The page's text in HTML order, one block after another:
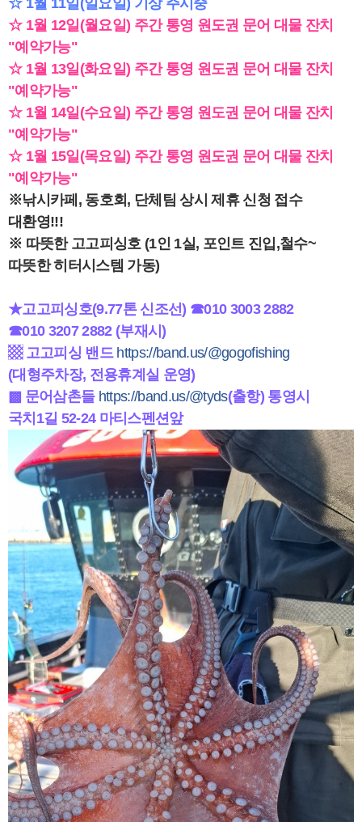
☆ 1월 12일(월요일) 주간 통영 원도권 문어 대물 잔치
"예약가능"
☆ 1월 13일(화요일) 주간 통영 원도권 문어 대물 잔치
"예약가능"
☆ 1월 14일(수요일) 주간 통영 원도권 문어 대물 잔치
"예약가능"
☆ 1월 15일(목요일) 주간 통영 원도권 문어 대물 잔치
"예약가능"
※낚시카페, 동호회, 단체팀 상시 제휴 신청 접수
대환영!!!
※ 따뜻한 고고피싱호 (1인 1실, 포인트 진입,철수~
따뜻한 히터시스템 가동)
★고고피싱호(9.77톤 신조선) ☎010 3003 2882
☎010 3207 2882 (부재시)
▩ 고고피싱 밴드 https://band.us/@gogofishing
(대형주차장, 전용휴계실 운영)
▩ 문어삼촌들 https://band.us/@tyds(출항) 통영시
국치1길 52-24 마티스펜션앞